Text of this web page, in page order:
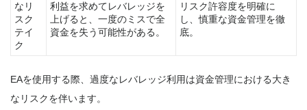
なリ
スク
テイ
ク
利益を求めてレバレッジを
上げると、一度のミスで全
資金を失う可能性がある。
リスク許容度を明確に
し、慎重な資金管理を徹
底。
EAを使用する際、過度なレバレッジ利用は資金管理における大き
なリスクを伴います。